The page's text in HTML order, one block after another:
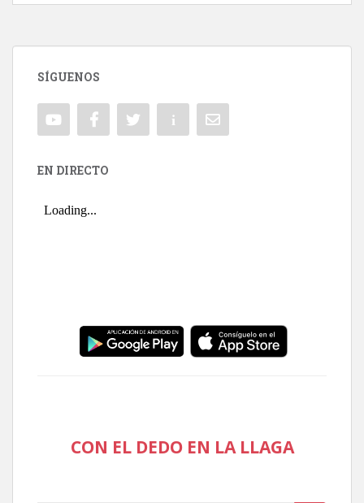
SÍGUENOS
EN DIRECTO
CON EL DEDO EN LA LLAGA